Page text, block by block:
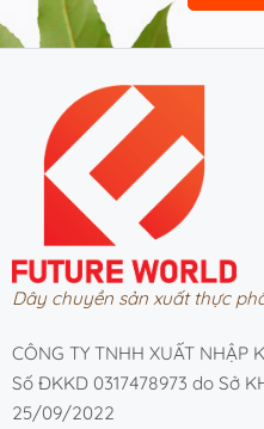
Dây chuyền sản xuất thực
CÔNG TY TNHH XUẤT NHẬP
Số ĐKKD 0317478973 do Sở
25/09/2022